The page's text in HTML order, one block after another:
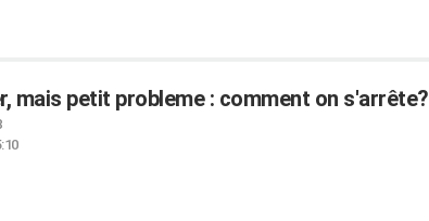
mais petit probleme : comment on s'arrête?